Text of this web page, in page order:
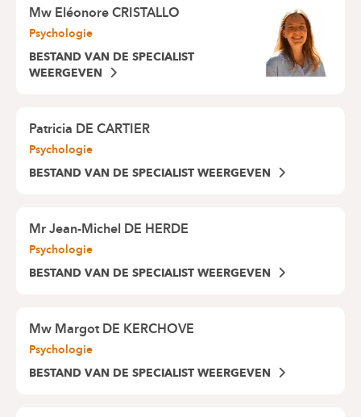
MwEléonore CRISTALLO
Psychologie
BESTAND VAN DE SPECIALIST
WEERGEVEN
Patricia DE CARTIER
Psychologie
BESTAND VAN DE SPECIALIST WEERGEVEN
MrJean-Michel DE HERDE
Psychologie
BESTAND VAN DE SPECIALIST WEERGEVEN
MwMargot DE KERCHOVE
Psychologie
BESTAND VAN DE SPECIALIST WEERGEVEN